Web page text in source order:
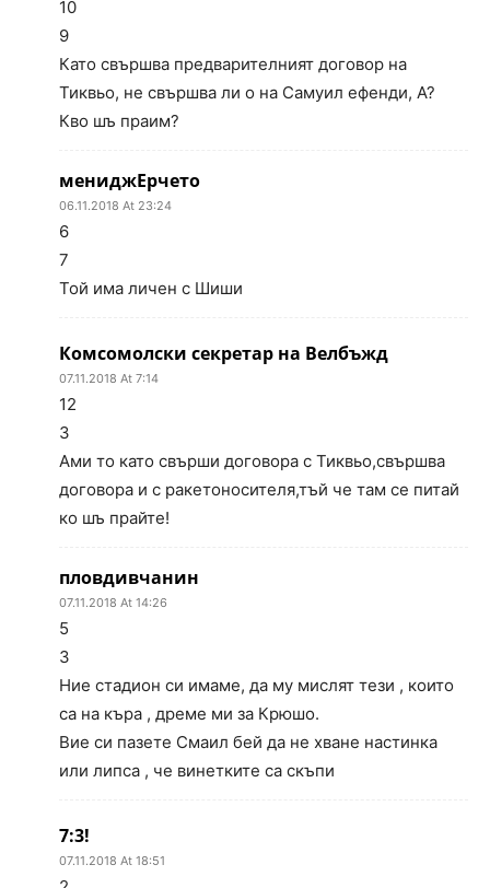
10
9
Като свършва предварителният договор на
Тиквьо, не свършва ли о на Самуил ефенди, А?
Кво шъ праим?
мениджЕрчето
06.11.2018 At 23:24
6
7
Той има личен с Шиши
Комсомолски секретар на Велбъжд
07.11.2018 At 7:14
12
3
Ами то като свърши договора с Тиквьо,свършва
договора и с ракетоносителя,тъй че там се питай
ко шъ прайте!
пловдивчанин
07.11.2018 At 14:26
5
3
Ние стадион си имаме, да му мислят тези , които
са на къра , дреме ми за Крюшо.
Вие си пазете Смаил бей да не хване настинка
или липса , че винетките са скъпи
7:3!
07.11.2018 At 18:51